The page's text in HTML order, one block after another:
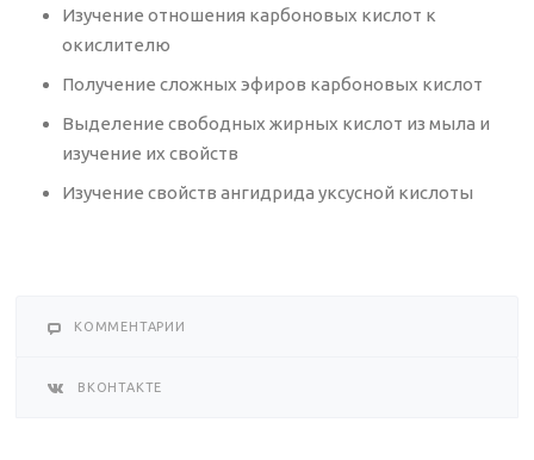
Изучение отношения карбоновых кислот к
окислителю
Получение сложных эфиров карбоновых кислот
Выделение свободных жирных кислот из мыла и
изучение их свойств
Изучение свойств ангидрида уксусной кислоты
КОММЕНТАРИИ
ВКОНТАКТЕ